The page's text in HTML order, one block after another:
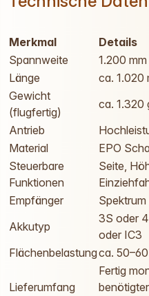
Merkmal
Details
Spannweite
1.200 mm
Länge
ca. 1.020
Gewicht
(flugfertig)
ca. 1.320
Antrieb
Material
EPO
Steuerbare
Funktionen
Seite,
Empfänger
Akkutyp
3S oder
oder IC3
Flächenbelastungca.
Lieferumfang
Fertig